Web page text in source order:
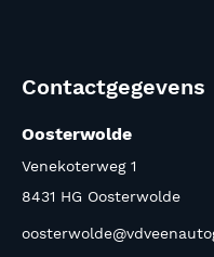
Contactgegevens
Oosterwolde
Venekoterweg 1
8431 HG Oosterwolde